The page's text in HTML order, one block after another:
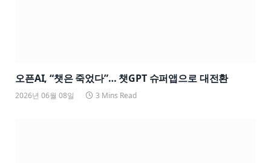
오픈AI, “챗은 죽었다”… 챗GPT 슈퍼앱으로 대전환
2026년 06월 08일 3 Mins Read